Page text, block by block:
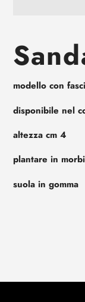
prodotto
al
carrello
modello con
disponibile nel
altezza cm 4
plantare in
suola in gomma